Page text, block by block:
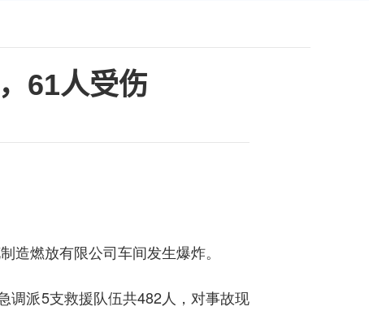
61人受伤
造燃放有限公司车间发生爆炸。
派5支救援队伍共482人，对事故现